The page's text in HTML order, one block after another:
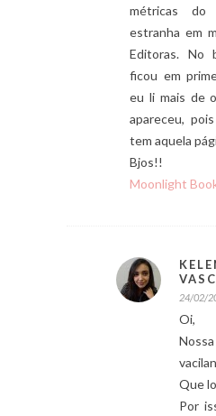
métricas
estranha em
Editoras. No
ficou em
eu li mais de
apareceu,
tem aquela
Bjos!!
Moonlight
24/02/
Oi,
Que
Por